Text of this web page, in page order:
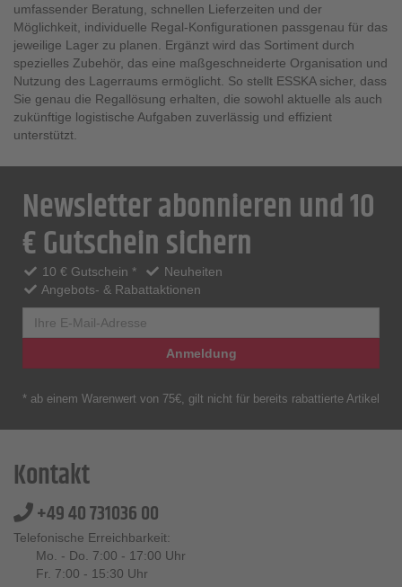
umfassender Beratung, schnellen Lieferzeiten und der
Möglichkeit, individuelle Regal-Konfigurationen passgenau für das
jeweilige Lager zu planen. Ergänzt wird das Sortiment durch
spezielles Zubehör, das eine maßgeschneiderte Organisation und
Nutzung des Lagerraums ermöglicht. So stellt ESSKA sicher, dass
Sie genau die Regallösung erhalten, die sowohl aktuelle als auch
zukünftige logistische Aufgaben zuverlässig und effizient
unterstützt.
Newsletter abonnieren und 10
€ Gutschein sichern
10 € Gutschein *
Neuheiten
Angebots- & Rabattaktionen
Anmeldung
* ab einem Warenwert von 75€, gilt nicht für bereits rabattierte Artikel
Kontakt
+49 40 731036 00
Telefonische Erreichbarkeit:
Mo. - Do. 7:00 - 17:00 Uhr
Fr. 7:00 - 15:30 Uhr